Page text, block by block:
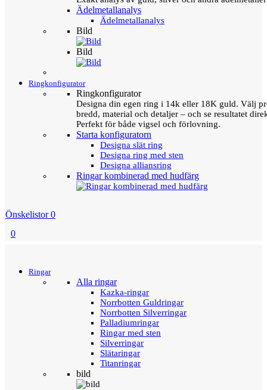
Ädelmetallanalys
Ädelmetallanalys
Bild
Bild
Ringkonfigurator
Ringkonfigurator
Designa din egen ring i 14k eller 18K guld. Välj
bredd, material och detaljer – och se resultatet
Perfekt för både vigsel och förlovning.
Starta konfiguratorn
Designa slät ring
Designa ring med sten
Designa alliansring
Ringar kombinerad med hudfärg
Önskelistor 0
0
Ringar
Alla ringar
Kazka-ringar
Norrbotten Guldringar
Norrbotten Silverringar
Palladiumringar
Ringar med sten
Silverringar
Slätaringar
Titanringar
bild